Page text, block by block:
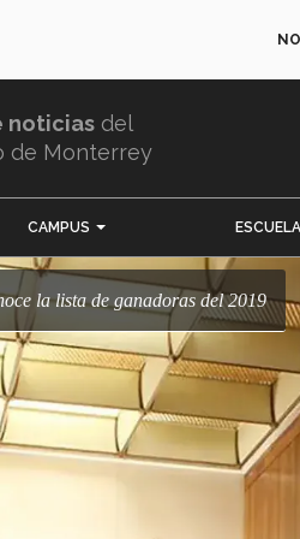
noticias del
de Monterrey
CAMPUS
la lista de ganadoras del 2019